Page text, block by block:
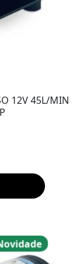
12V 45L/MIN